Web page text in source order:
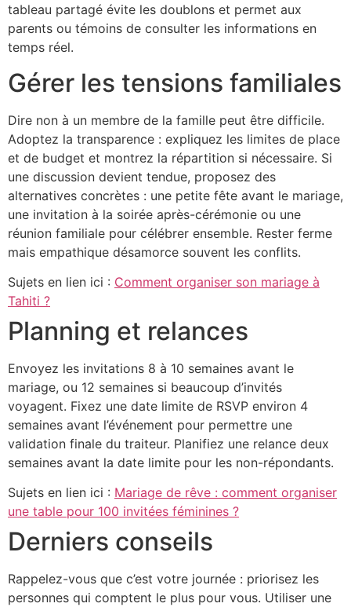
tableau partagé évite les doublons et permet aux
parents ou témoins de consulter les informations en
temps réel.
Gérer les tensions familiales
Dire non à un membre de la famille peut être difficile.
Adoptez la transparence : expliquez les limites de place
et de budget et montrez la répartition si nécessaire. Si
une discussion devient tendue, proposez des
alternatives concrètes : une petite fête avant le mariage,
une invitation à la soirée après-cérémonie ou une
réunion familiale pour célébrer ensemble. Rester ferme
mais empathique désamorce souvent les conflits.
Sujets en lien ici : Comment organiser son mariage à
Tahiti ?
Planning et relances
Envoyez les invitations 8 à 10 semaines avant le
mariage, ou 12 semaines si beaucoup d’invités
voyagent. Fixez une date limite de RSVP environ 4
semaines avant l’événement pour permettre une
validation finale du traiteur. Planifiez une relance deux
semaines avant la date limite pour les non-répondants.
Sujets en lien ici : Mariage de rêve : comment organiser
une table pour 100 invitées féminines ?
Derniers conseils
Rappelez-vous que c’est votre journée : priorisez les
personnes qui comptent le plus pour vous. Utiliser une